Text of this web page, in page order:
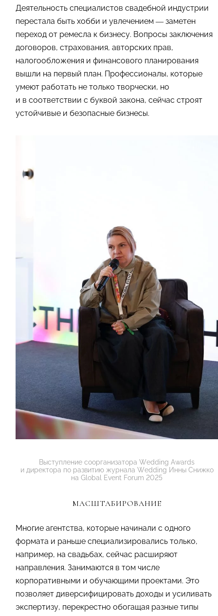
Деятельность специалистов свадебной индустрии
перестала быть хобби и увлечением — заметен
переход от ремесла к бизнесу. Вопросы заключения
договоров, страхования, авторских прав,
налогообложения и финансового планирования
вышли на первый план. Профессионалы, которые
умеют работать не только творчески, но
и в соответствии с буквой закона, сейчас строят
устойчивые и безопасные бизнесы.
Выступление соорганизатора Wedding Awards
и директора по развитию журнала Wedding Инны Снижко
на Global Event Forum 2025
МАСШТАБИРОВАНИЕ
Многие агентства, которые начинали с одного
формата и раньше специализировались только,
например, на свадьбах, сейчас расширяют
направления. Занимаются в том числе
корпоративными и обучающими проектами. Это
позволяет диверсифицировать доходы и усиливать
экспертизу, перекрестно обогащая разные типы